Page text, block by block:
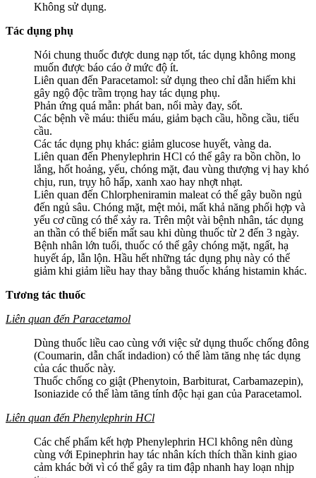
Không sử dụng.
Tác dụng phụ
Nói chung thuốc được dung nạp tốt, tác dụng không mong
muốn được báo cáo ở mức độ ít.
Liên quan đến Paracetamol: sử dụng theo chỉ dẫn hiếm khi
gây ngộ độc trầm trọng hay tác dụng phụ.
Phản ứng quá mẫn: phát ban, nổi mày đay, sốt.
Các bệnh về máu: thiếu máu, giảm bạch cầu, hồng cầu, tiểu
cầu.
Các tác dụng phụ khác: giảm glucose huyết, vàng da.
Liên quan đến Phenylephrin HCl có thể gây ra bồn chồn, lo
lắng, hốt hoảng, yếu, chóng mặt, đau vùng thượng vị hay khó
chịu, run, trụy hô hấp, xanh xao hay nhợt nhạt.
Liên quan đến Chlorpheniramin maleat có thể gây buồn ngủ
đến ngủ sâu. Chóng mặt, mệt mỏi, mất khả năng phối hợp và
yếu cơ cũng có thể xảy ra. Trên một vài bệnh nhân, tác dụng
an thần có thể biến mất sau khi dùng thuốc từ 2 đến 3 ngày.
Bệnh nhân lớn tuổi, thuốc có thể gây chóng mặt, ngất, hạ
huyết áp, lẫn lộn. Hầu hết những tác dụng phụ này có thể
giảm khi giảm liều hay thay bằng thuốc kháng histamin khác.
Tương tác thuốc
Liên quan đến Paracetamol
Dùng thuốc liều cao cùng với việc sử dụng thuốc chống đông
(Coumarin, dẫn chất indadion) có thể làm tăng nhẹ tác dụng
của các thuốc này.
Thuốc chống co giật (Phenytoin, Barbiturat, Carbamazepin),
Isoniazide có thể làm tăng tính độc hại gan của Paracetamol.
Liên quan đến Phenylephrin HCl
Các chế phẩm kết hợp Phenylephrin HCl không nên dùng
cùng với Epinephrin hay tác nhân kích thích thần kinh giao
cảm khác bởi vì có thể gây ra tim đập nhanh hay loạn nhịp